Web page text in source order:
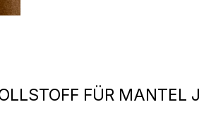
FÜR MANTEL